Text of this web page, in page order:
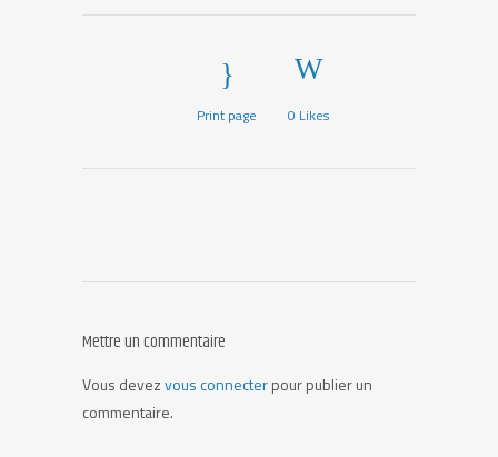
Print page 0 Likes
Mettre un commentaire
Vous devezvous connecterpour publier un
commentaire.